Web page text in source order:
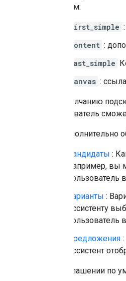
образом:
first_simple
content :
last_simple
canvas :
По умолчанию
пользователь
Вы дополнительно
Кандидаты :
Например, вы
Варианты :
Ассистенту
Предложения
Ассистент
В приглашении по